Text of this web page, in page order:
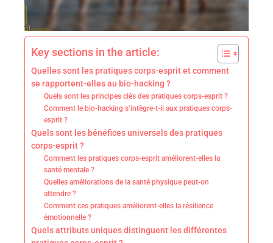
Key sections in the article:
Quelles sont les pratiques corps-esprit et comment
se rapportent-elles au bio-hacking ?
Quels sont les principes clés des pratiques corps-esprit ?
Comment le bio-hacking s’intègre-t-il aux pratiques corps-
esprit ?
Quels sont les bénéfices universels des pratiques
corps-esprit ?
Comment les pratiques corps-esprit améliorent-elles la
santé mentale ?
Quelles améliorations de la santé physique peut-on
attendre ?
Comment ces pratiques améliorent-elles la résilience
émotionnelle ?
Quels attributs uniques distinguent les différentes